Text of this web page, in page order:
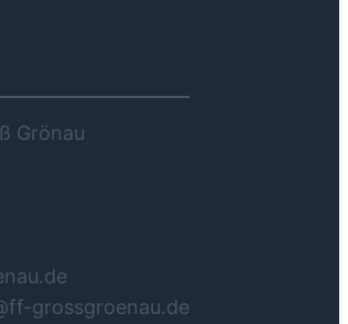
Grönau
grossgroenau.de